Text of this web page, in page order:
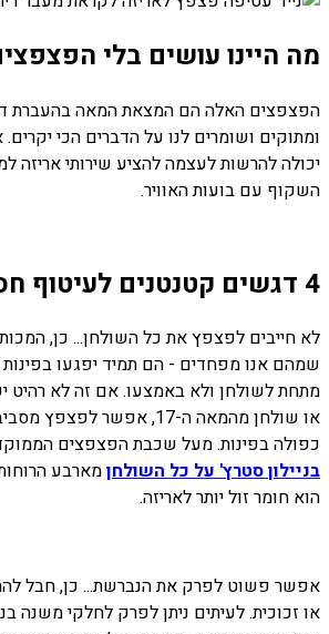
מה היינו עושים בלי
הפצפצים האלה הם המצאת המאה בהעברת
ומתוקים ושומרים לנו על הדברים הכי יקרים.
יכולה להרשות לעצמה להציע שירותי אריזה
השקוף עם בועות האוויר.
4 דגשים קטנטנים לעיטוף חסכני:
לא חייבים לפצפץ את כל השולחן... כן,
שמהם אנו מפחדים - הם תמיד יפגעו בפינות
מתחת לשולחן ולא באמצעו. אם זה לא רהיט
או שולחן מהמאה ה-17, אפשר
כפולה בפינות. מעל שכבת הפצפצים
בניילון סטרץ' על כל השולחןמארבע
הוא חומר זול יותר לאריזה.
אפשר פשוט לפרק את הנברשת... כן, חבל
או זכוכית. לעיתים ניתן לפרק לחלקי משנה